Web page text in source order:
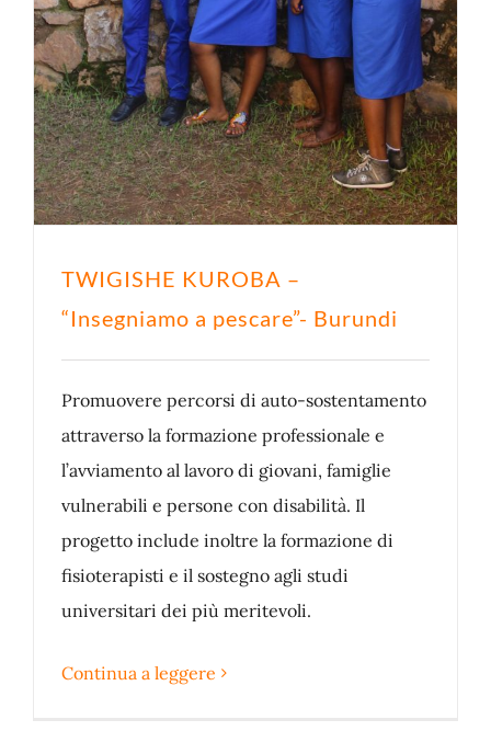
TWIGISHE KUROBA –
“Insegniamo a pescare”- Burundi
Promuovere percorsi di auto-sostentamento
attraverso la formazione professionale e
l’avviamento al lavoro di giovani, famiglie
vulnerabili e persone con disabilità. Il
progetto include inoltre la formazione di
fisioterapisti e il sostegno agli studi
universitari dei più meritevoli.
Continua a leggere